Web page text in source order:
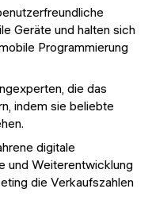
Geräte und halten sich
Programmierung
die das
indem sie beliebte
digitale
und Weiterentwicklung
die Verkaufszahlen